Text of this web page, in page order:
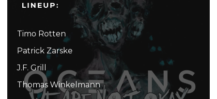
LINEUP:
Timo Rotten
Patrick Zarske
J.F. Grill
Thomas Winkelmann